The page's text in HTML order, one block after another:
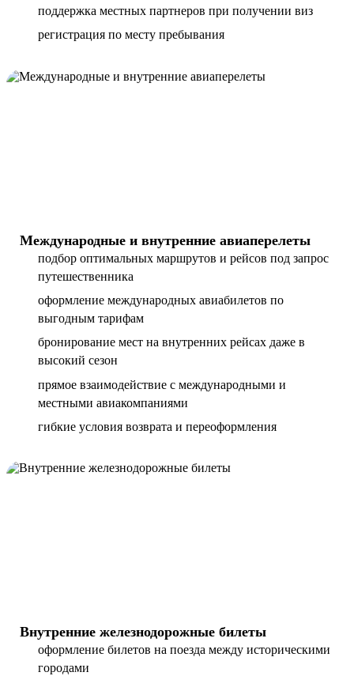
поддержка местных партнеров при получении виз
регистрация по месту пребывания
Международные и внутренние авиаперелеты
подбор оптимальных маршрутов и рейсов под запрос
путешественника
оформление международных авиабилетов по
выгодным тарифам
бронирование мест на внутренних рейсах даже в
высокий сезон
прямое взаимодействие с международными и
местными авиакомпаниями
гибкие условия возврата и переоформления
Внутренние железнодорожные билеты
оформление билетов на поезда между историческими
городами